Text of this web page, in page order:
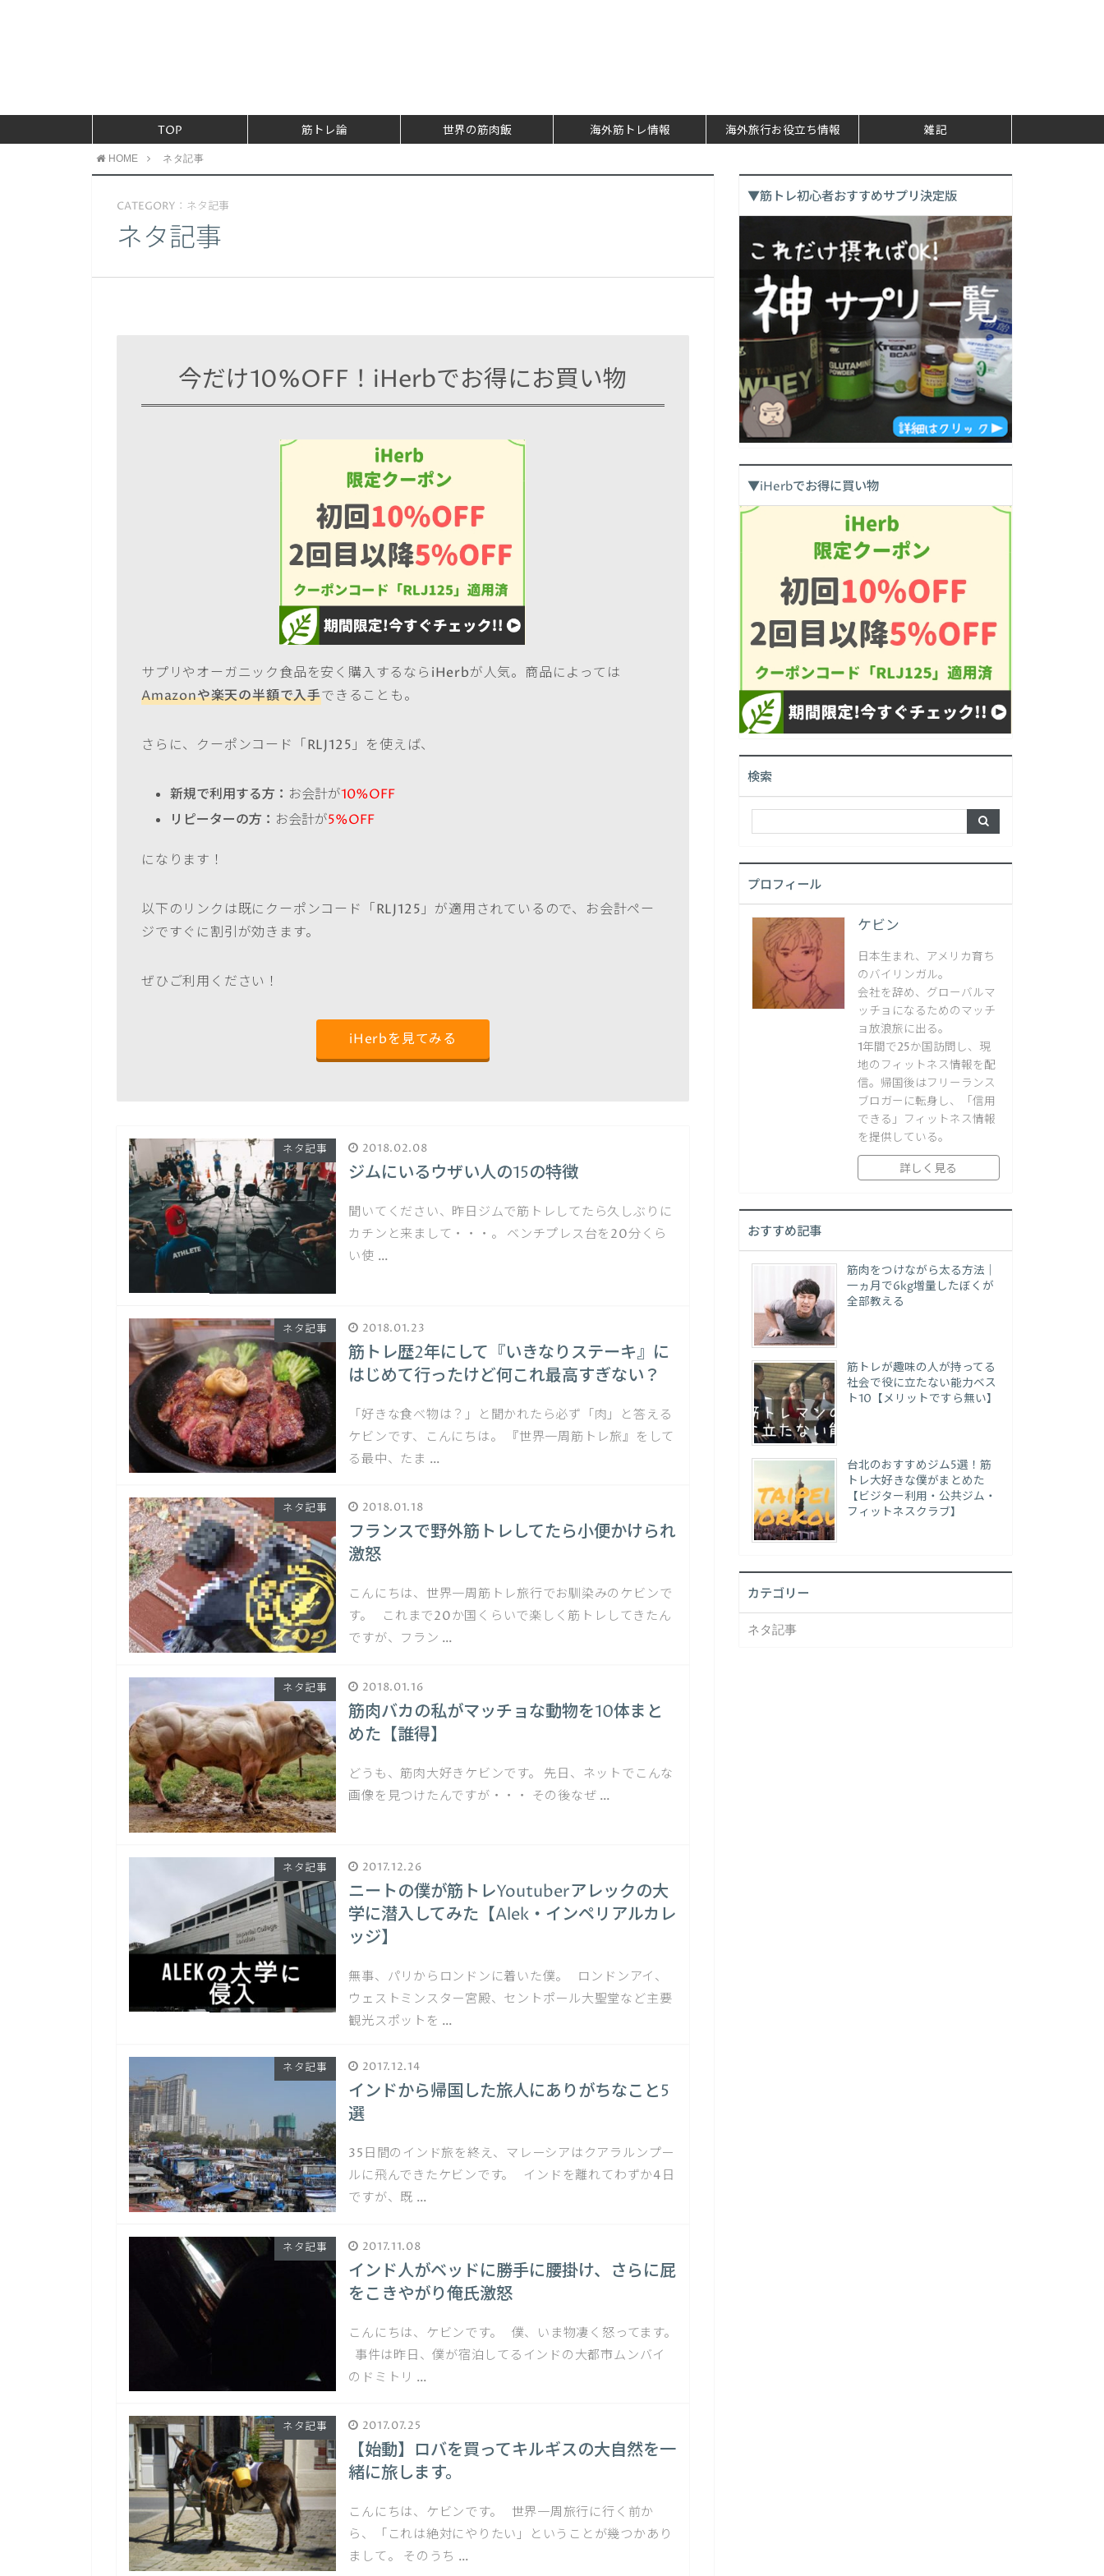
TOP 筋トレ論 世界の筋肉飯 海外筋トレ情報 海外旅行お役立ち情報 雑記
HOME ネタ記事
CATEGORY：ネタ記事
ネタ記事
今だけ10%OFF！iHerbでお得にお買い物
サプリやオーガニック食品を安く購入するならiHerbが人気。商品によっては
Amazonや楽天の半額で入手できることも。
さらに、クーポンコード「RLJ125」を使えば、
新規で利用する方： お会計が10%OFF
リピーターの方： お会計が5%OFF
になります！
以下のリンクは既にクーポンコード「RLJ125」が適用されているので、お会計ペー
ジですぐに割引が効きます。
ぜひご利用ください！
iHerbを見てみる
ネタ記事 2018.02.08
ジムにいるウザい人の15の特徴
聞いてください、昨日ジムで筋トレしてたら久しぶりに
カチンと来まして・・・。 ベンチプレス台を20分くら
い使 …
ネタ記事 2018.01.23
筋トレ歴2年にして『いきなりステーキ』に
はじめて行ったけど何これ最高すぎない？
「好きな食べ物は？」と聞かれたら必ず「肉」と答える
ケビンです、こんにちは。 『世界一周筋トレ旅』をして
る最中、たま …
ネタ記事 2018.01.18
フランスで野外筋トレしてたら小便かけられ
激怒
こんにちは、世界一周筋トレ旅行でお馴染みのケビンで
す。 これまで20か国くらいで楽しく筋トレしてきたん
ですが、フラン …
ネタ記事 2018.01.16
筋肉バカの私がマッチョな動物を10体まと
めた【誰得】
どうも、筋肉大好きケビンです。 先日、ネットでこんな
画像を見つけたんですが・・・ その後なぜ …
ネタ記事 2017.12.26
ニートの僕が筋トレYoutuberアレックの大
学に潜入してみた【Alek・インペリアルカレ
ッジ】
無事、パリからロンドンに着いた僕。 ロンドンアイ、
ウェストミンスター宮殿、セントポール大聖堂など主要
観光スポットを …
ネタ記事 2017.12.14
インドから帰国した旅人にありがちなこと5
選
35日間のインド旅を終え、マレーシアはクアラルンプー
ルに飛んできたケビンです。 インドを離れてわずか4日
ですが、既 …
ネタ記事 2017.11.08
インド人がベッドに勝手に腰掛け、さらに屁
をこきやがり俺氏激怒
こんにちは、ケビンです。 僕、いま物凄く怒ってます。
事件は昨日、僕が宿泊してるインドの大都市ムンバイ
のドミトリ …
ネタ記事 2017.07.25
【始動】ロバを買ってキルギスの大自然を一
緒に旅します。
こんにちは、ケビンです。 世界一周旅行に行く前か
ら、「これは絶対にやりたい」ということが幾つかあり
まして。 そのうち …
▼筋トレ初心者おすすめサプリ決定版
▼iHerbでお得に買い物
検索
プロフィール
ケビン
日本生まれ、アメリカ育ち
のバイリンガル。
会社を辞め、グローバルマ
ッチョになるためのマッチ
ョ放浪旅に出る。
1年間で25か国訪問し、現
地のフィットネス情報を配
信。帰国後はフリーランス
ブロガーに転身し、「信用
できる」フィットネス情報
を提供している。
詳しく見る
おすすめ記事
筋肉をつけながら太る方法｜
一ヵ月で6kg増量したぼくが
全部教える
筋トレが趣味の人が持ってる
社会で役に立たない能力ベス
ト10【メリットですら無い】
台北のおすすめジム5選！筋
トレ大好きな僕がまとめた
【ビジター利用・公共ジム・
フィットネスクラブ】
カテゴリー